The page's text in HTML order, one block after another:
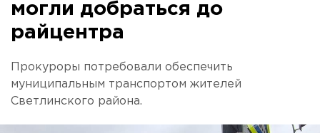
могли добраться до
райцентра
Прокуроры потребовали обеспечить
муниципальным транспортом жителей
Светлинского района.